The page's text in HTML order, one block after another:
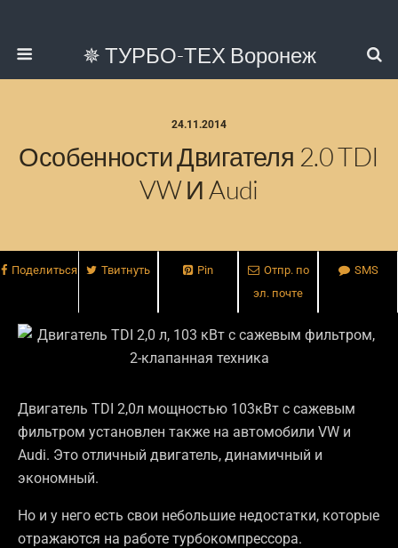
✵ ТУРБО-ТЕХ Воронеж
24.11.2014
Особенности Двигателя 2.0 TDI
VW И Audi
Поделиться Твитнуть Pin
Отпр. по
эл. почте
SMS
Двигатель TDI 2,0л мощностью 103кВт с сажевым
фильтром установлен также на автомобили VW и
Audi. Это отличный двигатель, динамичный и
экономный.
Но и у него есть свои небольшие недостатки, которые
отражаются на работе турбокомпрессора.